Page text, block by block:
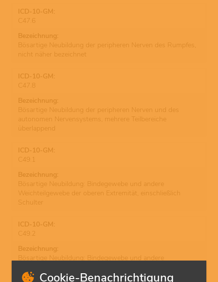
Cookie-Benachrichtigung
C47.6
Bösartige Neubildung der peripheren Nerven des Rumpfes,
nicht näher bezeichnet
C47.8
Bösartige Neubildung der peripheren Nerven und des
autonomen Nervensystems, mehrere Teilbereiche
überlappend
C49.1
Bösartige Neubildung: Bindegewebe und andere
Weichteilgewebe der oberen Extremität, einschließlich
Schulter
C49.2
Bösartige Neubildung: Bindegewebe und andere
Hüfte